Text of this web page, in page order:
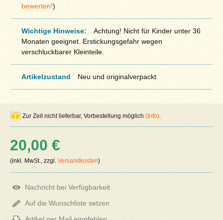
bewerten!)
Wichtige Hinweise:
Achtung! Nicht für Kinder unter 36
Monaten geeignet. Erstickungsgefahr wegen
verschluckbarer Kleinteile.
Artikelzustand Neu und originalverpackt
Zur Zeit nicht lieferbar, Vorbestellung möglich(Info)
20,00 €
(inkl. MwSt., zzgl.Versandkosten)
Nachricht bei Verfügbarkeit
Auf die Wunschliste setzen